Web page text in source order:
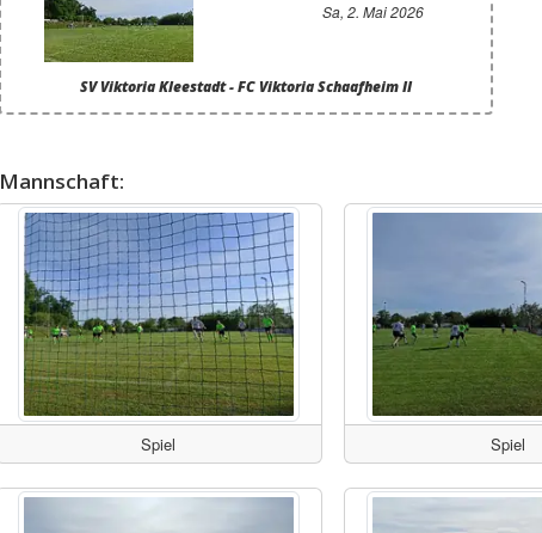
Sa, 2. Mai 2026
SV Viktoria Kleestadt - FC Viktoria Schaafheim II
Mannschaft:
Spiel Spiel